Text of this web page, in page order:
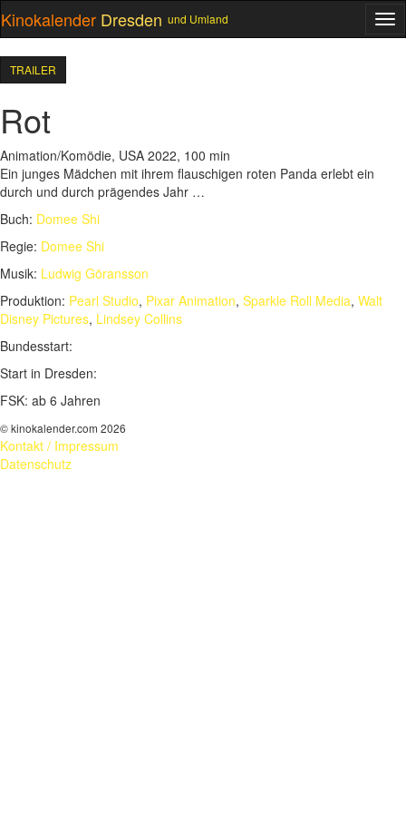
Kinokalender Dresden und Umland
TRAILER
Rot
Animation/Komödie, USA 2022, 100 min
Ein junges Mädchen mit ihrem flauschigen roten Panda erlebt ein
durch und durch prägendes Jahr …
Buch: Domee Shi
Regie: Domee Shi
Musik: Ludwig Göransson
Produktion: Pearl Studio, Pixar Animation, Sparkle Roll Media, Walt
Disney Pictures, Lindsey Collins
Bundesstart:
Start in Dresden:
FSK: ab 6 Jahren
© kinokalender.com 2026
Kontakt / Impressum
Datenschutz